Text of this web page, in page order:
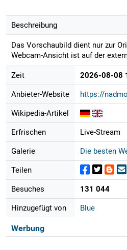
Beschreibung
Das Vorschaubild dient nur zur
Webcam-Ansicht ist auf der
Zeit 2026-08-08
Anbieter-Website https://
Wikipedia-Artikel
Erfrischen Live-Stream
Galerie Die besten
Teilen
Besuches 131 044
Hinzugefügt von Blue
Werbung